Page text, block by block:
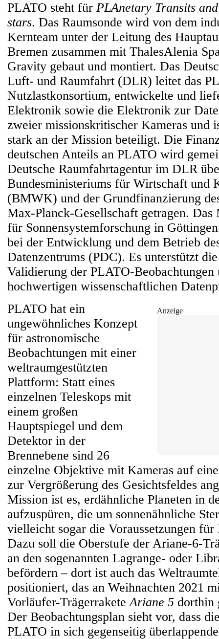
PLATO steht für PLAnetary Transits
stars. Das Raumsonde wird von dem
Kernteam unter der Leitung des
Bremen zusammen mit ThalesAlenia
Gravity gebaut und montiert. Das
Luft- und Raumfahrt (DLR) leitet das
Nutzlastkonsortium, entwickelte und
Elektronik sowie die Elektronik zur
zweier missionskritischer Kameras und
stark an der Mission beteiligt. Die
deutschen Anteils an PLATO wird
Deutsche Raumfahrtagentur im DLR
Bundesministeriums für Wirtschaft und
(BMWK) und der Grundfinanzierung
Max-Planck-Gesellschaft getragen.
für Sonnensystemforschung in
bei der Entwicklung und dem Betrieb
Datenzentrums (PDC). Es unterstützt
Validierung der PLATO-
hochwertigen wissenschaftlichen
Anzeige
PLATO hat ein
ungewöhnliches Konzept
für astronomische
Beobachtungen mit einer
weltraumgestützten
Plattform: Statt eines
einzelnen Teleskops mit
einem großen
Hauptspiegel und dem
Detektor in der
Brennebene sind 26
einzelne Objektive mit Kameras auf
zur Vergrößerung des Gesichtsfeldes
Mission ist es, erdähnliche Planeten in
aufzuspüren, die um sonnenähnliche
vielleicht sogar die Voraussetzungen für
Dazu soll die Oberstufe der Ariane-6-
an den sogenannten Lagrange- oder
befördern – dort ist auch das
positioniert, das an Weihnachten 2021
Vorläufer-TrägerraketeAriane 5 dorthin
Der Beobachtungsplan sieht vor, dass
PLATO in sich gegenseitig